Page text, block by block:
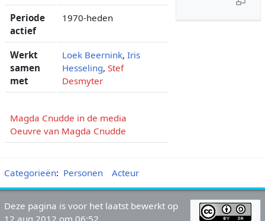
Periode
actief
1970-heden
Werkt
samen
met
Loek Beernink, Iris
Hesseling, Stef
Desmyter
Magda Cnudde in de media
Oeuvre van Magda Cnudde
Categorieën: Personen Acteur
Deze pagina is voor het laatst bewerkt op
12 aug 2012 om 06:52.